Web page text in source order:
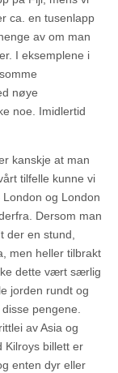
ca. en tusenlapp
av om man
I eksemplene i
nøye
noe. Imidlertid
kanskje at man
tilfelle kunne vi
og London
Dersom man
der en stund,
men heller tilbrakt
dette vært særlig
jorden rundt og
pengene.
av Asia og
Kilroys billett er
enten dyr eller